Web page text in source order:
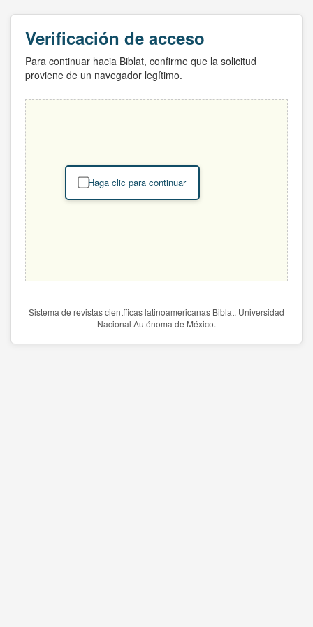
Verificación de acceso
Para continuar hacia Biblat, confirme que la solicitud
proviene de un navegador legítimo.
Haga clic para continuar
Sistema de revistas científicas latinoamericanas Biblat. Universidad
Nacional Autónoma de México.